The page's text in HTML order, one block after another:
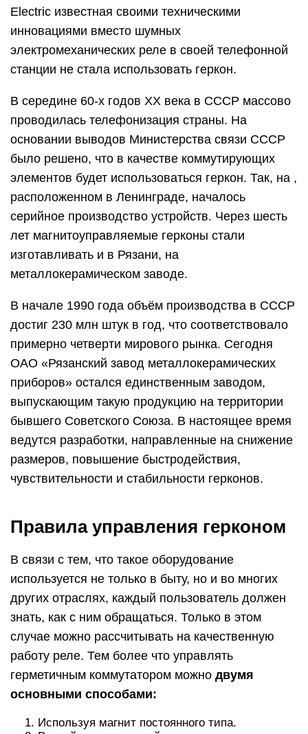
Electric известная своими техническими
инновациями вместо шумных
электромеханических реле в своей телефонной
станции не стала использовать геркон.
В середине 60-х годов XX века в СССР массово
проводилась телефонизация страны. На
основании выводов Министерства связи СССР
было решено, что в качестве коммутирующих
элементов будет использоваться геркон. Так, на ,
расположенном в Ленинграде, началось
серийное производство устройств. Через шесть
лет магнитоуправляемые герконы стали
изготавливать и в Рязани, на
металлокерамическом заводе.
В начале 1990 года объём производства в СССР
достиг 230 млн штук в год, что соответствовало
примерно четверти мирового рынка. Сегодня
ОАО «Рязанский завод металлокерамических
приборов» остался единственным заводом,
выпускающим такую продукцию на территории
бывшего Советского Союза. В настоящее время
ведутся разработки, направленные на снижение
размеров, повышение быстродействия,
чувствительности и стабильности герконов.
Правила управления герконом
В связи с тем, что такое оборудование
используется не только в быту, но и во многих
других отраслях, каждый пользователь должен
знать, как с ним обращаться. Только в этом
случае можно рассчитывать на качественную
работу реле. Тем более что управлять
герметичным коммутатором можно двумя
основными способами:
Используя магнит постоянного типа.